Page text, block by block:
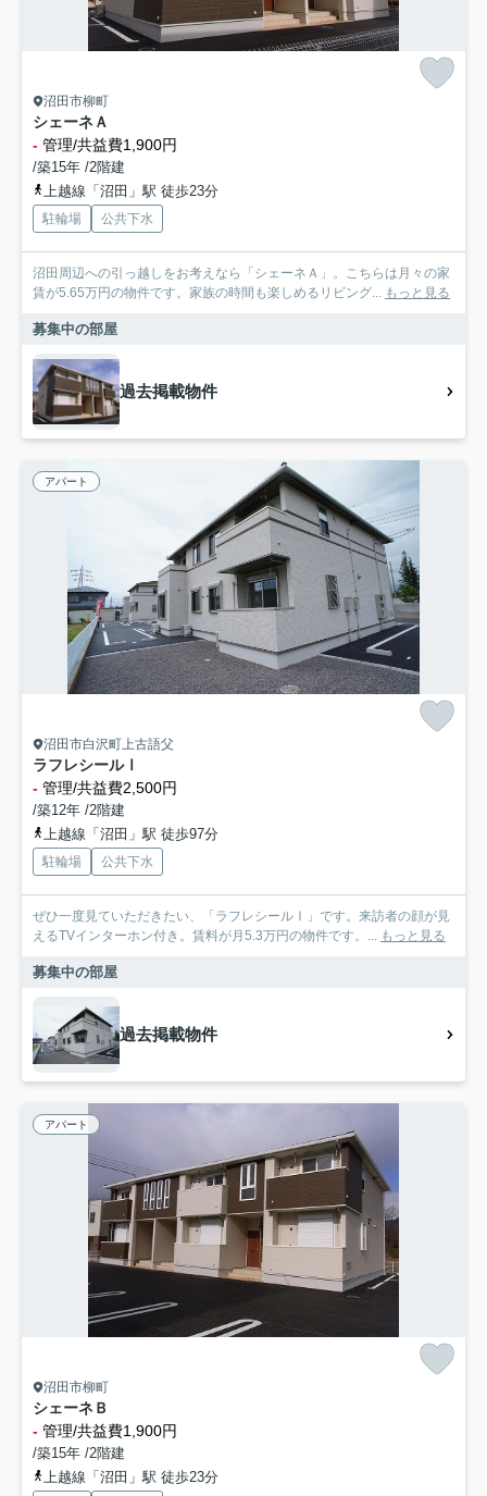
沼田市柳町
シェーネＡ
- 管理/共益費1,900円
/築15年 /2階建
上越線「沼田」駅 徒歩23分
駐輪場 公共下水
沼田周辺への引っ越しをお考えなら「シェーネＡ」。こちらは月々の家
賃が5.65万円の物件です。家族の時間も楽しめるリビング... もっと見る
募集中の部屋
過去掲載物件
アパート
沼田市白沢町上古語父
ラフレシールⅠ
- 管理/共益費2,500円
/築12年 /2階建
上越線「沼田」駅 徒歩97分
駐輪場 公共下水
ぜひ一度見ていただきたい、「ラフレシールⅠ」です。来訪者の顔が見
えるTVインターホン付き。賃料が月5.3万円の物件です。... もっと見る
募集中の部屋
過去掲載物件
アパート
沼田市柳町
シェーネＢ
- 管理/共益費1,900円
/築15年 /2階建
上越線「沼田」駅 徒歩23分